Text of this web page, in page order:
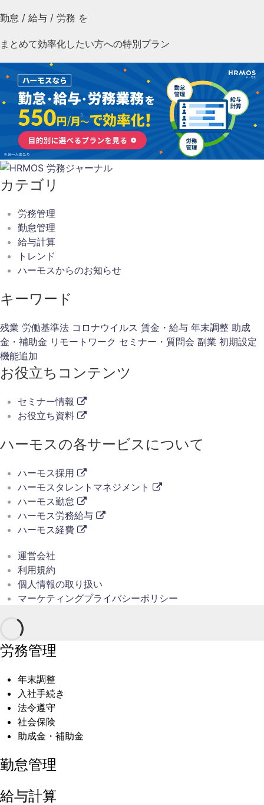
勤怠 / 給与 / 労務 を
まとめて効率化したい方への特別プラン
カテゴリ
労務管理
勤怠管理
給与計算
トレンド
ハーモスからのお知らせ
キーワード
残業 労働基準法 コロナウイルス 賃金・給与 年末調整 助成
金・補助金 リモートワーク セミナー・質問会 副業 初期設定
機能追加
お役立ちコンテンツ
セミナー情報
お役立ち資料
ハーモスの各サービスについて
ハーモス採用
ハーモスタレントマネジメント
ハーモス勤怠
ハーモス労務給与
ハーモス経費
運営会社
利用規約
個人情報の取り扱い
マーケティングプライバシーポリシー
労務管理
年末調整
入社手続き
法令遵守
社会保険
助成金・補助金
勤怠管理
給与計算